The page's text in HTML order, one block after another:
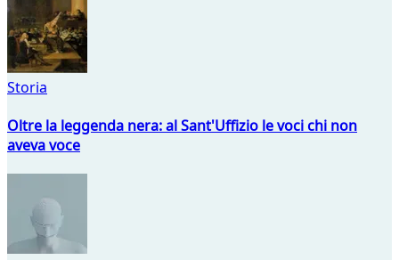
Storia
Oltre la leggenda nera: al Sant'Uffizio le voci chi non
aveva voce